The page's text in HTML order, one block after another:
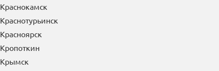
Краснокамск
Краснотурьинск
Красноярск
Кропоткин
Крымск